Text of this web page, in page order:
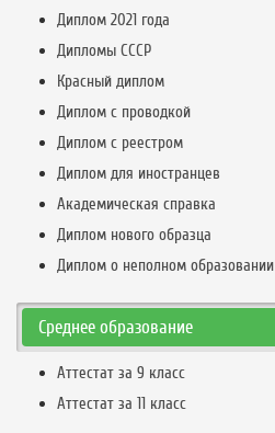
Диплом 2021 года
Дипломы СССР
Красный диплом
Диплом с проводкой
Диплом с реестром
Диплом для иностранцев
Академическая справка
Диплом нового образца
Диплом о неполном образовании
Среднее образование
Аттестат за 9 класс
Аттестат за 11 класс